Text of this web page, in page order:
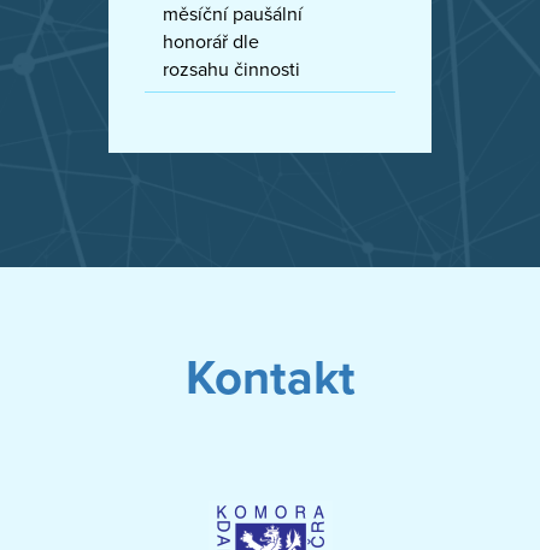
měsíční paušální
honorář dle
rozsahu činnosti
Kontakt